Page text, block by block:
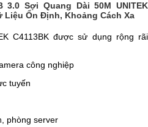
3.0 Sợi Quang Dài 50M UNITEK
Liệu Ổn Định, Khoảng Cách Xa
C4113BK được sử dụng rộng rãi
công nghiệp
tuyến
phòng server